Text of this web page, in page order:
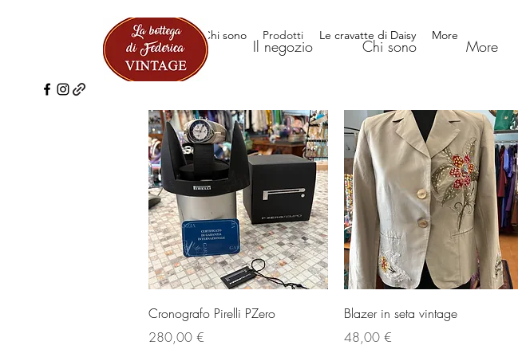
Il negozio Chi sono More
Vista rapida
Cronografo Pirelli PZero
Prezzo
280,00 €
Vista rapida
Blazer in seta vintage
Prezzo
48,00 €
Il negozio Chi sono Prodotti Le cravatte di Daisy More